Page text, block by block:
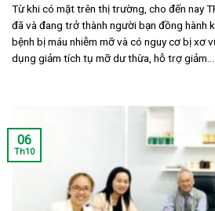
Từ khi có mặt trên thị trường, cho đến nay
đã và đang trở thành người bạn đồng hành
bệnh bị máu nhiễm mỡ và có nguy cơ bị xơ
dụng giảm tích tụ mỡ dư thừa, hỗ trợ giảm....
06
Th10